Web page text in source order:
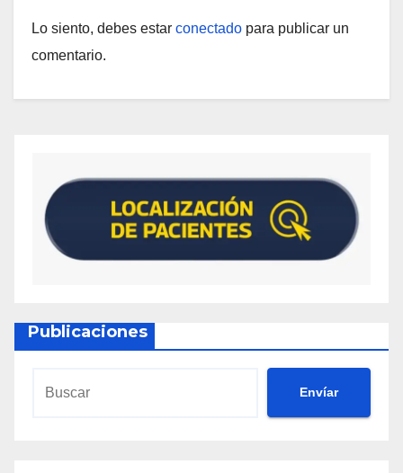
Lo siento, debes estar conectado para publicar un
comentario.
Publicaciones
Envíar